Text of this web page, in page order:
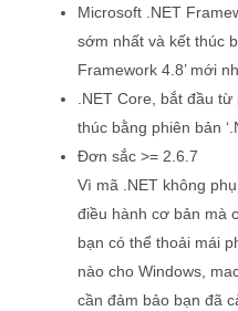
Microsoft .NET
sớm nhất và kết thúc
Framework 4.8’ mới
.NET Core, bắt đầu
thúc bằng phiên bản
Đơn sắc >= 2.6.7
Vì mã .NET không
điều hành cơ bản mà
bạn có thể thoải mái
nào cho Windows,
cần đảm bảo bạn đã